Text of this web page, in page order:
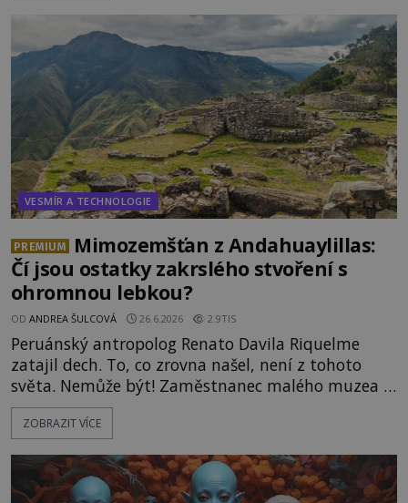
mohlo jít o návštěvu ze světa duchů. Záhadný
záznam okamžitě rozpoutal deb
VESMÍR A TECHNOLOGIE
PREMIUM
Mimozemšťan z Andahuaylillas:
Čí jsou ostatky zakrslého stvoření s
ohromnou lebkou?
OD ANDREA ŠULCOVÁ 26.6.2026 2.9TIS
Peruánský antropolog Renato Davila Riquelme
zatajil dech. To, co zrovna našel, není z tohoto
světa. Nemůže být! Zaměstnanec malého muzea v
peruánském městečku Andahuaylillas nedaleko
legendárního Cuzca pomalu sestupuje z posvátné
Právě nalezl ostatky dvou mimozemšťanů! Vědci
nad nálezem kroutí hlavou. Už na
ZOBRAZIT VÍCE